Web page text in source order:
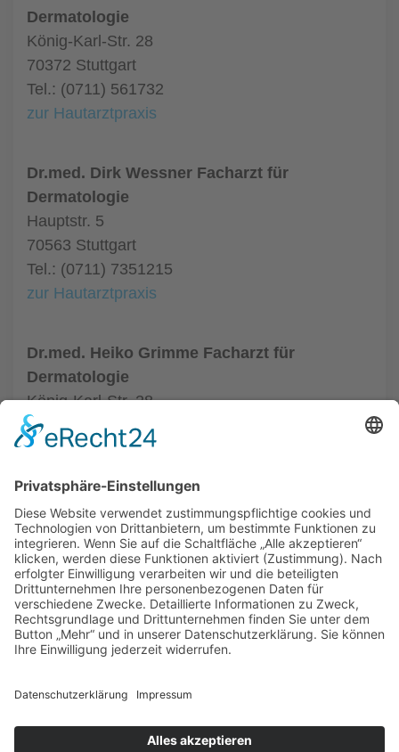
Dermatologie
König-Karl-Str. 28
70372 Stuttgart
Tel.: (0711) 561732
zur Hautarztpraxis
Dr.med. Dirk Wessner Facharzt für
Dermatologie
Hauptstr. 5
70563 Stuttgart
Tel.: (0711) 7351215
zur Hautarztpraxis
Dr.med. Heiko Grimme Facharzt für
Dermatologie
König-Karl-Str. 28
70372 Stuttgart
Tel.: (0711) 5059580
ALLGEMEIN
HAUTÄRZTE
HAUTÄRZTE